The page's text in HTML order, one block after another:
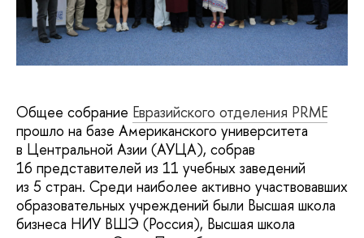
Общее собрание Евразийского отделения PRME
прошло на базе Американского университета
в Центральной Азии (АУЦА), собрав
16 представителей из 11 учебных заведений
из 5 стран. Среди наиболее активно участвовавших
образовательных учреждений были Высшая школа
бизнеса НИУ ВШЭ (Россия), Высшая школа